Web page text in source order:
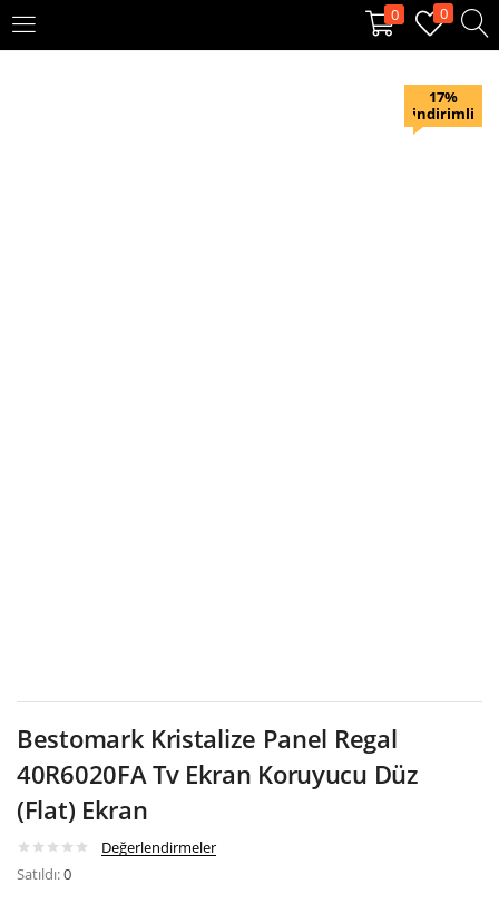
0 0
KAYIT OL
17%
indirimli
Bestomark Kristalize Panel Regal
40R6020FA Tv Ekran Koruyucu Düz
(Flat) Ekran
Değerlendirmeler
Satıldı:0